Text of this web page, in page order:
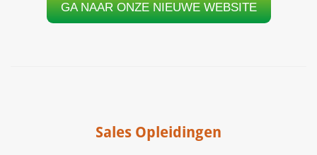
GA NAAR ONZE NIEUWE WEBSITE
Sales Opleidingen